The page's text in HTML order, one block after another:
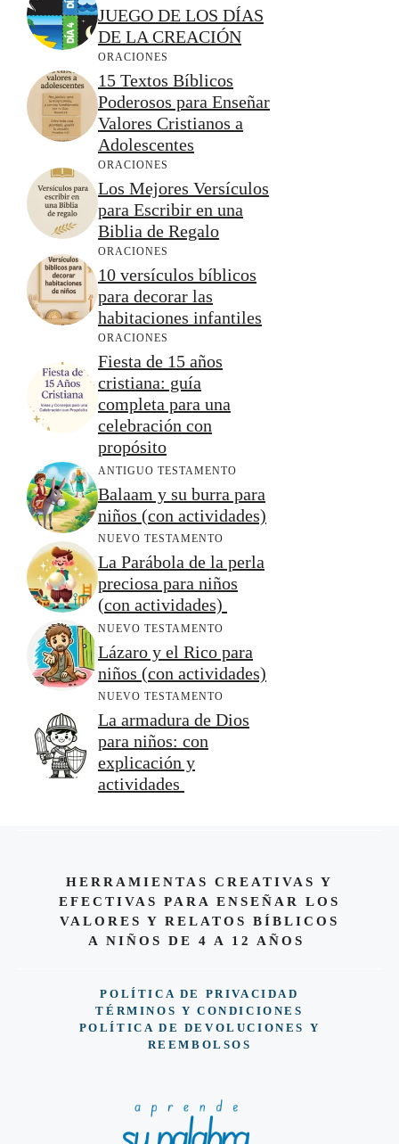
JUEGO DE LOS DÍAS
DE LA CREACIÓN
ORACIONES
15 Textos Bíblicos
Poderosos para Enseñar
Valores Cristianos a
Adolescentes
ORACIONES
Los Mejores Versículos
para Escribir en una
Biblia de Regalo
ORACIONES
10 versículos bíblicos
para decorar las
habitaciones infantiles
ORACIONES
Fiesta de 15 años
cristiana: guía
completa para una
celebración con
propósito
ANTIGUO TESTAMENTO
Balaam y su burra para
niños (con actividades)
NUEVO TESTAMENTO
La Parábola de la perla
preciosa para niños
(con actividades)
NUEVO TESTAMENTO
Lázaro y el Rico para
niños (con actividades)
NUEVO TESTAMENTO
La armadura de Dios
para niños: con
explicación y
actividades
HERRAMIENTAS CREATIVAS Y
EFECTIVAS PARA ENSEÑAR LOS
VALORES Y RELATOS BÍBLICOS
A NIÑOS DE 4 A 12 AÑOS
POLÍTICA DE PRIVACIDAD
TÉRMINOS Y CONDICIONES
POLÍTICA DE DEVOLUCIONES Y
REEMBOLSOS